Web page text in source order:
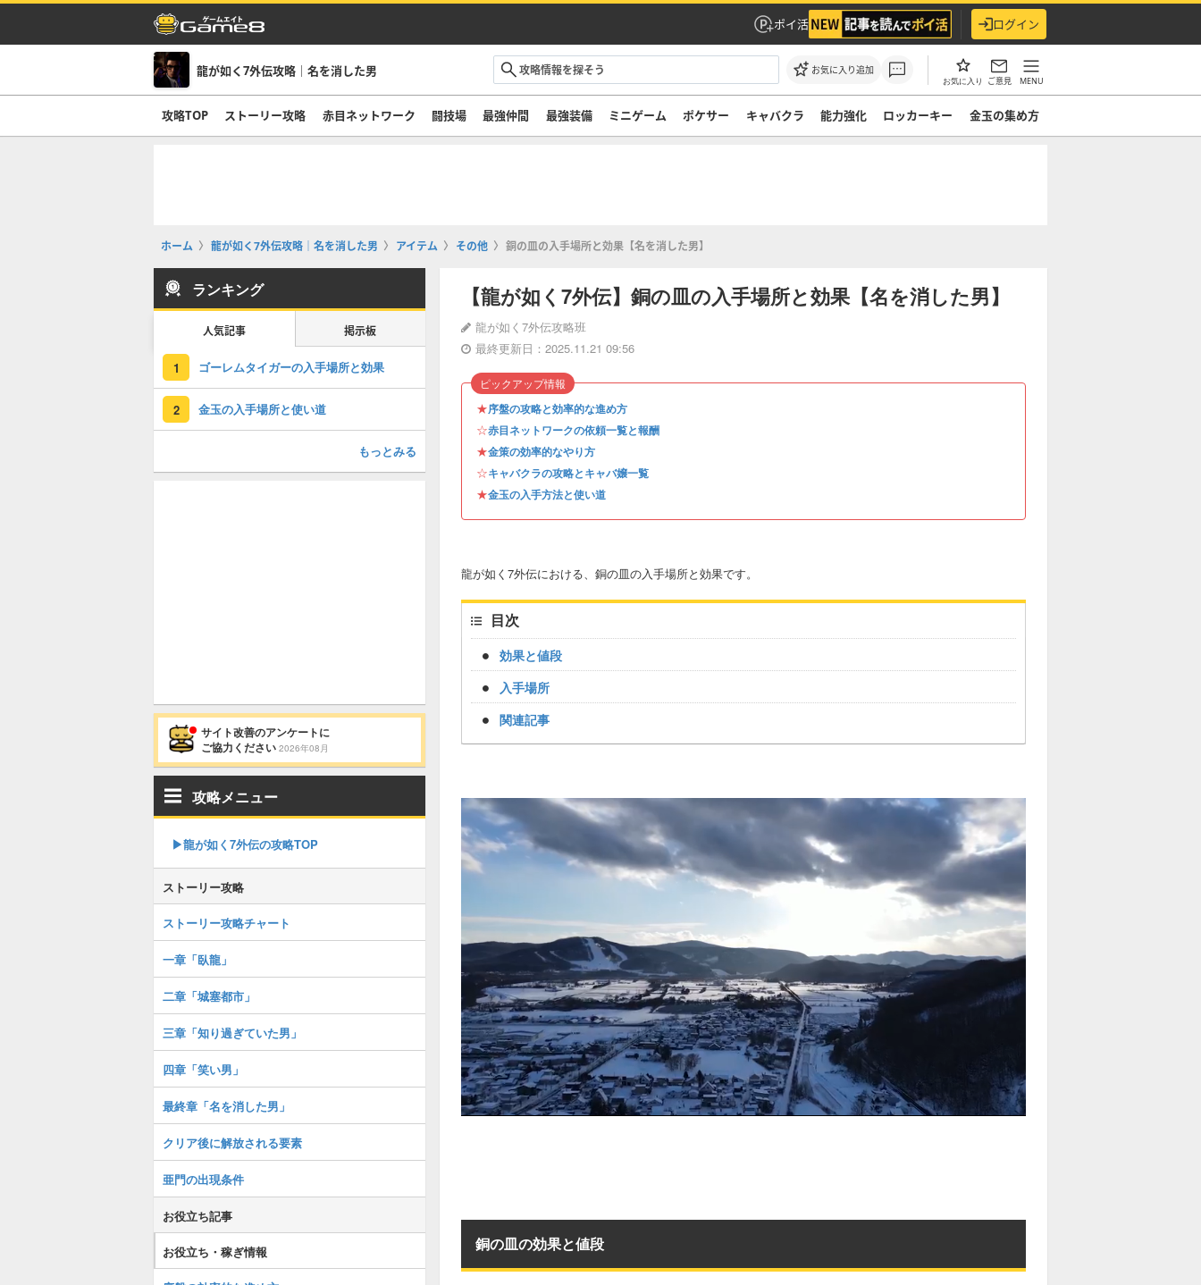
ポイ活 ログイン
龍が如く7外伝攻略｜名を消した男 お気に入り追加
お気に入り ご意見 MENU
攻略TOP ストーリー攻略 赤目ネットワーク 闘技場 最強仲間 最強装備 ミニゲーム ポケサー キャバクラ 能力強化 ロッカーキー 金玉の集め方
ホーム 龍が如く7外伝攻略｜名を消した男 アイテム その他 銅の皿の入手場所と効果【名を消した男】
【龍が如く7外伝】銅の皿の入手場所と効果【名を消した男】
龍が如く7外伝攻略班
最終更新日：2025.11.21 09:56
★序盤の攻略と効率的な進め方
☆赤目ネットワークの依頼一覧と報酬
★金策の効率的なやり方
☆キャバクラの攻略とキャバ嬢一覧
★金玉の入手方法と使い道
ピックアップ情報
龍が如く7外伝における、銅の皿の入手場所と効果です。
目次
効果と値段
入手場所
関連記事
銅の皿の効果と値段
ランキング
人気記事 掲示板
1 ゴーレムタイガーの入手場所と効果
2 金玉の入手場所と使い道
もっとみる
サイト改善のアンケートに
ご協力ください 2026年08月
攻略メニュー
▶︎龍が如く7外伝の攻略TOP
ストーリー攻略
ストーリー攻略チャート
一章「臥龍」
二章「城塞都市」
三章「知り過ぎていた男」
四章「笑い男」
最終章「名を消した男」
クリア後に解放される要素
亜門の出現条件
お役立ち記事
お役立ち・稼ぎ情報